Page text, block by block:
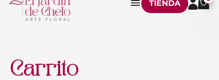
TIENDA
Carrito